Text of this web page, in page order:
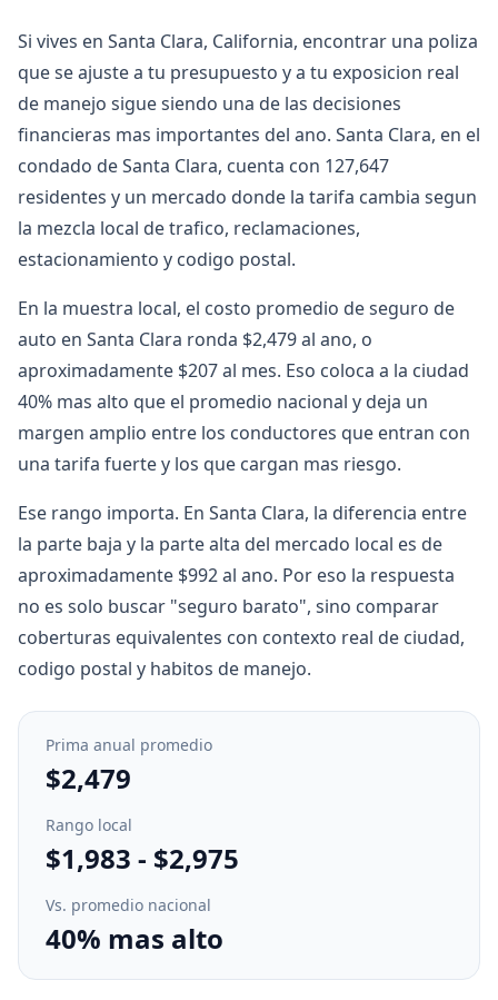
Si vives en Santa Clara, California, encontrar una poliza
que se ajuste a tu presupuesto y a tu exposicion real
de manejo sigue siendo una de las decisiones
financieras mas importantes del ano. Santa Clara, en el
condado de Santa Clara, cuenta con 127,647
residentes y un mercado donde la tarifa cambia segun
la mezcla local de trafico, reclamaciones,
estacionamiento y codigo postal.
En la muestra local, el costo promedio de seguro de
auto en Santa Clara ronda $2,479 al ano, o
aproximadamente $207 al mes. Eso coloca a la ciudad
40% mas alto que el promedio nacional y deja un
margen amplio entre los conductores que entran con
una tarifa fuerte y los que cargan mas riesgo.
Ese rango importa. En Santa Clara, la diferencia entre
la parte baja y la parte alta del mercado local es de
aproximadamente $992 al ano. Por eso la respuesta
no es solo buscar "seguro barato", sino comparar
coberturas equivalentes con contexto real de ciudad,
codigo postal y habitos de manejo.
Prima anual promedio
$2,479
Rango local
$1,983 - $2,975
Vs. promedio nacional
40% mas alto